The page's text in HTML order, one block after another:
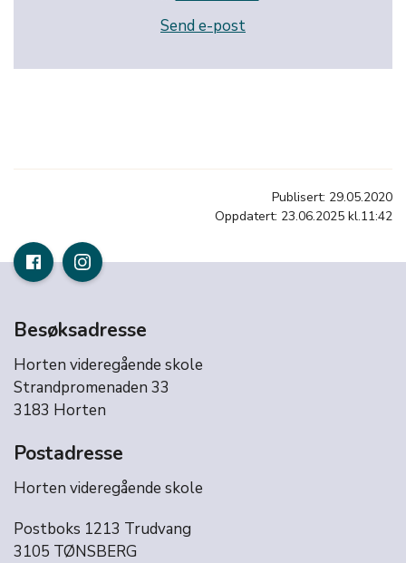
Send e-post
Publisert: 29.05.2020
Oppdatert: 23.06.2025 kl.11:42
Besøksadresse
Horten videregående skole
Strandpromenaden 33
3183 Horten
Postadresse
Horten videregående skole
Postboks 1213 Trudvang
3105 TØNSBERG